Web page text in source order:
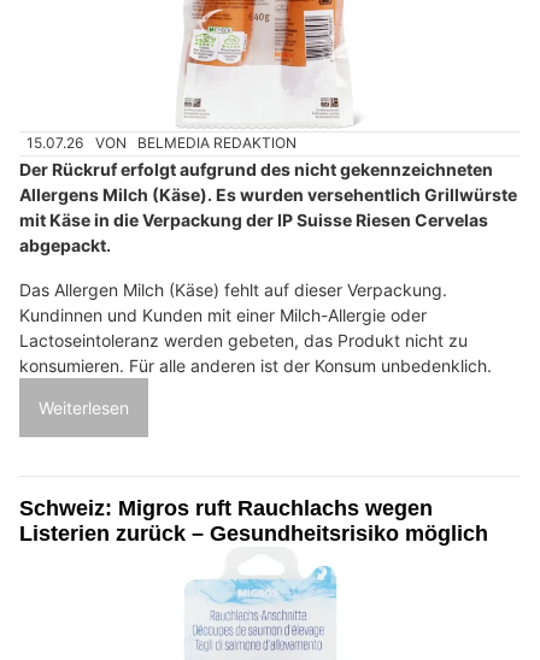
15.07.26 VON BELMEDIA REDAKTION
Der Rückruf erfolgt aufgrund des nicht gekennzeichneten
Allergens Milch (Käse). Es wurden versehentlich Grillwürste
mit Käse in die Verpackung der IP Suisse Riesen Cervelas
abgepackt.
Das Allergen Milch (Käse) fehlt auf dieser Verpackung.
Kundinnen und Kunden mit einer Milch-Allergie oder
Lactoseintoleranz werden gebeten, das Produkt nicht zu
konsumieren. Für alle anderen ist der Konsum unbedenklich.
Weiterlesen
Schweiz: Migros ruft Rauchlachs wegen
Listerien zurück – Gesundheitsrisiko möglich